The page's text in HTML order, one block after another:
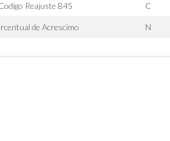
Reajuste B4S C
de Acrescimo N